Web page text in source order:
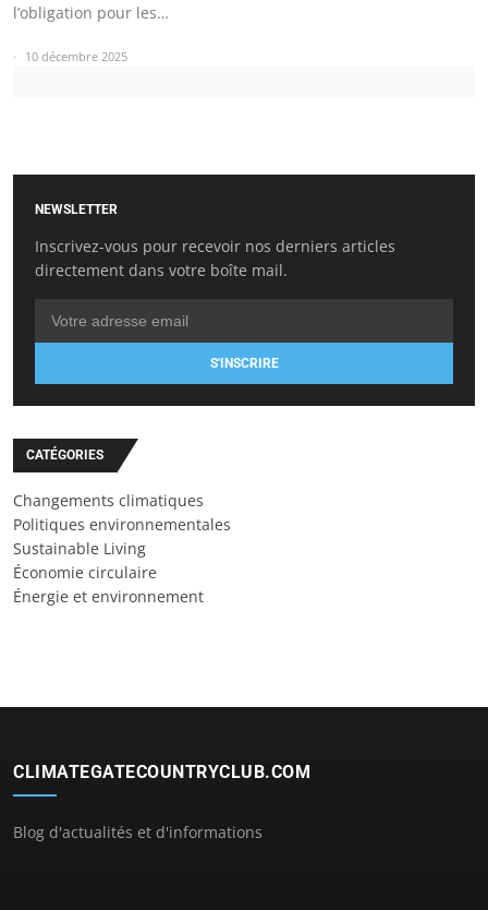
l’obligation pour les…
10 décembre 2025
NEWSLETTER
Inscrivez-vous pour recevoir nos derniers articles
directement dans votre boîte mail.
S'INSCRIRE
CATÉGORIES
Changements climatiques
Politiques environnementales
Sustainable Living
Économie circulaire
Énergie et environnement
CLIMATEGATECOUNTRYCLUB.COM
Blog d'actualités et d'informations